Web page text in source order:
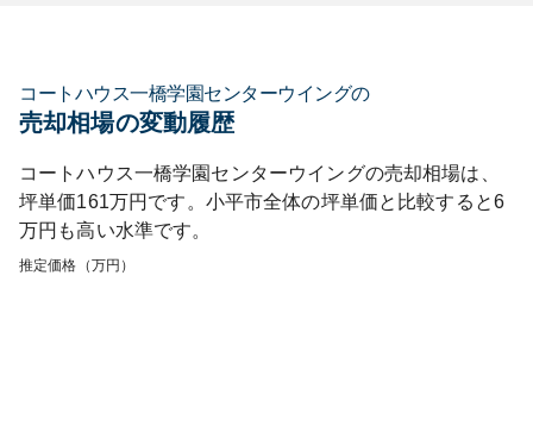
コートハウス一橋学園センターウイングの
売却相場の変動履歴
コートハウス一橋学園センターウイングの売却相場は、
坪単価161万円です。 小平市全体の坪単価と比較すると6
万円も高い水準です。
推定価格（万円）